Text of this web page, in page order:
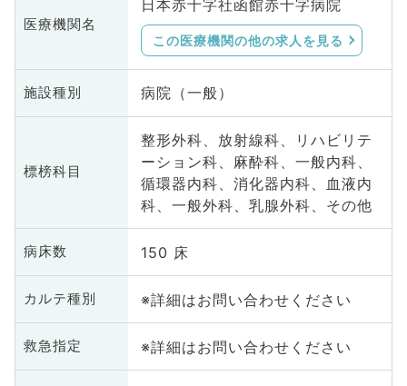
医療機関名
日本赤十字社函館赤十字病院
この医療機関の他の求人を見る
施設種別 病院（一般）
標榜科目
整形外科、放射線科、リハビリテ
ーション科、麻酔科、一般内科、
循環器内科、消化器内科、血液内
科、一般外科、乳腺外科、その他
病床数 150 床
カルテ種別 ※詳細はお問い合わせください
救急指定 ※詳細はお問い合わせください